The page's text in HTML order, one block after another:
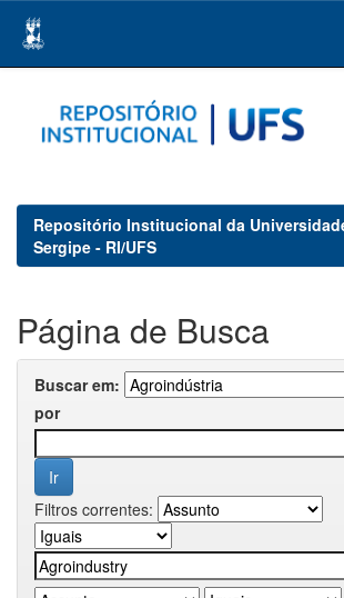
navigation
Repositório Institucional da
Sergipe - RI/UFS
Página de Busca
Buscar em:
por
Filtros correntes: